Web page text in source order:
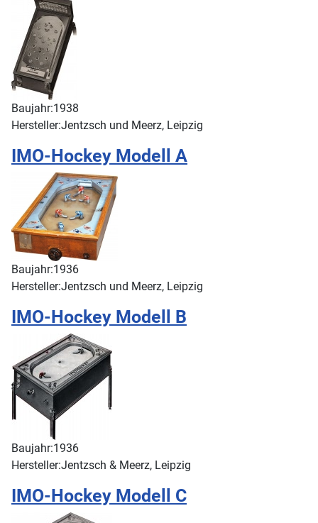
Baujahr:1938
Hersteller:Jentzsch und Meerz, Leipzig
IMO-Hockey Modell A
Baujahr:1936
Hersteller:Jentzsch und Meerz, Leipzig
IMO-Hockey Modell B
Baujahr:1936
Hersteller:Jentzsch & Meerz, Leipzig
IMO-Hockey Modell C